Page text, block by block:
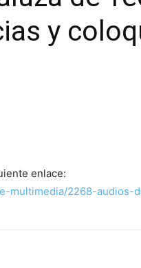
y
enlace:
multimedia/2268-